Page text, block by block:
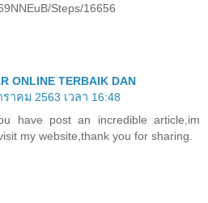
Steps/16656
ONLINE TERBAIK DAN
ราคม 2563 เวลา 16:48
have post an incredible article,im
my website,thank you for sharing.